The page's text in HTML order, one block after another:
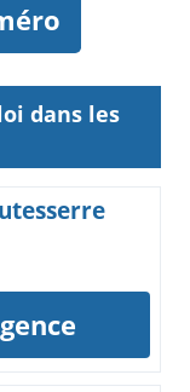
dans les